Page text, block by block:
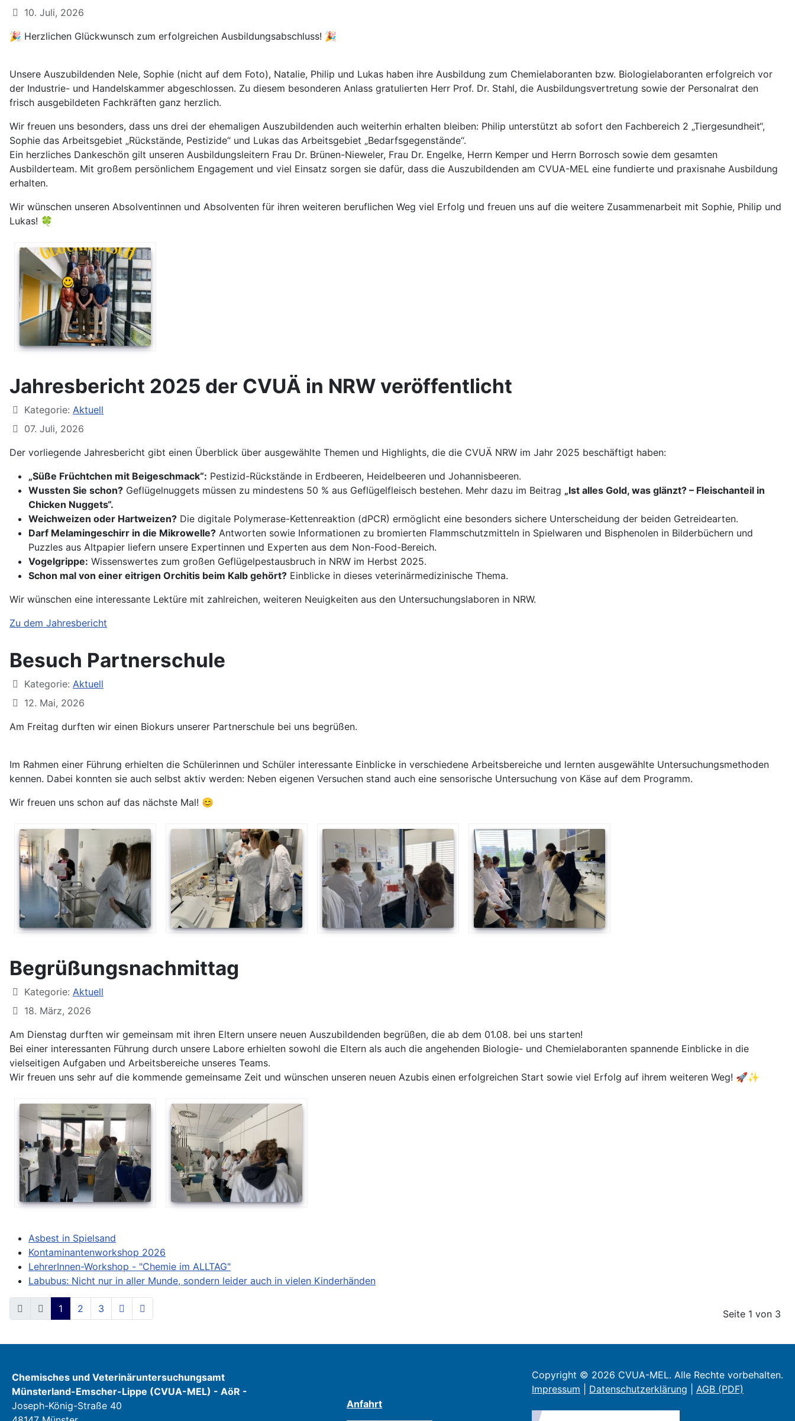
10. Juli, 2026
🎉 Herzlichen Glückwunsch zum erfolgreichen Ausbildungsabschluss! 🎉
Unsere Auszubildenden Nele, Sophie (nicht auf dem Foto), Natalie, Philip und Lukas haben ihre Ausbildung zum Chemielaboranten bzw. Biologielaboranten erfolgreich vor
der Industrie- und Handelskammer abgeschlossen. Zu diesem besonderen Anlass gratulierten Herr Prof. Dr. Stahl, die Ausbildungsvertretung sowie der Personalrat den
frisch ausgebildeten Fachkräften ganz herzlich.
Wir freuen uns besonders, dass uns drei der ehemaligen Auszubildenden auch weiterhin erhalten bleiben: Philip unterstützt ab sofort den Fachbereich 2 „Tiergesundheit“,
Sophie das Arbeitsgebiet „Rückstände, Pestizide“ und Lukas das Arbeitsgebiet „Bedarfsgegenstände“.
Ein herzliches Dankeschön gilt unseren Ausbildungsleitern Frau Dr. Brünen-Nieweler, Frau Dr. Engelke, Herrn Kemper und Herrn Borrosch sowie dem gesamten
Ausbilderteam. Mit großem persönlichem Engagement und viel Einsatz sorgen sie dafür, dass die Auszubildenden am CVUA-MEL eine fundierte und praxisnahe Ausbildung
erhalten.
Wir wünschen unseren Absolventinnen und Absolventen für ihren weiteren beruflichen Weg viel Erfolg und freuen uns auf die weitere Zusammenarbeit mit Sophie, Philip und
Lukas! 🍀
Jahresbericht 2025 der CVUÄ in NRW veröffentlicht
Kategorie: Aktuell
07. Juli, 2026
Der vorliegende Jahresbericht gibt einen Überblick über ausgewählte Themen und Highlights, die die CVUÄ NRW im Jahr 2025 beschäftigt haben:
„Süße Früchtchen mit Beigeschmack“: Pestizid-Rückstände in Erdbeeren, Heidelbeeren und Johannisbeeren.
Wussten Sie schon? Geflügelnuggets müssen zu mindestens 50 % aus Geflügelfleisch bestehen. Mehr dazu im Beitrag „Ist alles Gold, was glänzt? – Fleischanteil in
Chicken Nuggets“.
Weichweizen oder Hartweizen? Die digitale Polymerase-Kettenreaktion (dPCR) ermöglicht eine besonders sichere Unterscheidung der beiden Getreidearten.
Darf Melamingeschirr in die Mikrowelle? Antworten sowie Informationen zu bromierten Flammschutzmitteln in Spielwaren und Bisphenolen in Bilderbüchern und
Puzzles aus Altpapier liefern unsere Expertinnen und Experten aus dem Non-Food-Bereich.
Vogelgrippe: Wissenswertes zum großen Geflügelpestausbruch in NRW im Herbst 2025.
Schon mal von einer eitrigen Orchitis beim Kalb gehört? Einblicke in dieses veterinärmedizinische Thema.
Wir wünschen eine interessante Lektüre mit zahlreichen, weiteren Neuigkeiten aus den Untersuchungslaboren in NRW.
Zu dem Jahresbericht
Besuch Partnerschule
Kategorie: Aktuell
12. Mai, 2026
Am Freitag durften wir einen Biokurs unserer Partnerschule bei uns begrüßen.
Im Rahmen einer Führung erhielten die Schülerinnen und Schüler interessante Einblicke in verschiedene Arbeitsbereiche und lernten ausgewählte Untersuchungsmethoden
kennen. Dabei konnten sie auch selbst aktiv werden: Neben eigenen Versuchen stand auch eine sensorische Untersuchung von Käse auf dem Programm.
Wir freuen uns schon auf das nächste Mal! 😊
Begrüßungsnachmittag
Kategorie: Aktuell
18. März, 2026
Am Dienstag durften wir gemeinsam mit ihren Eltern unsere neuen Auszubildenden begrüßen, die ab dem 01.08. bei uns starten!
Bei einer interessanten Führung durch unsere Labore erhielten sowohl die Eltern als auch die angehenden Biologie- und Chemielaboranten spannende Einblicke in die
vielseitigen Aufgaben und Arbeitsbereiche unseres Teams.
Wir freuen uns sehr auf die kommende gemeinsame Zeit und wünschen unseren neuen Azubis einen erfolgreichen Start sowie viel Erfolg auf ihrem weiteren Weg! 🚀✨
Asbest in Spielsand
Kontaminantenworkshop 2026
LehrerInnen-Workshop - "Chemie im ALLTAG"
Labubus: Nicht nur in aller Munde, sondern leider auch in vielen Kinderhänden
Seite 1 von 3
1 2 3
Chemisches und Veterinäruntersuchungsamt
Münsterland-Emscher-Lippe (CVUA-MEL) - AöR -
Joseph-König-Straße 40
Anfahrt
Copyright © 2026 CVUA-MEL. Alle Rechte vorbehalten.
Impressum
Datenschutzerklärung AGB (PDF)